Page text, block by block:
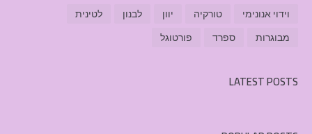
וידוי אנונימי
טורקיה יוון לבנון
לטינית
מבוגרות
ספרד פורטוגל
LATEST POSTS